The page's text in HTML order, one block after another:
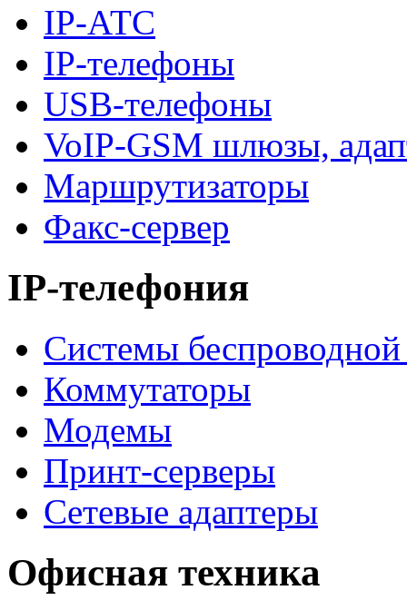
IP-АТС
IP-телефоны
USB-телефоны
VoIP-GSM шлюзы,
Маршрутизаторы
Факс-сервер
IP-телефония
Системы беспроводной
Коммутаторы
Модемы
Принт-серверы
Сетевые адаптеры
Офисная техника